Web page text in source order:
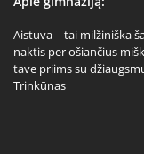
Aistuva – tai milžiniška
naktis per ošiančius
tave priims su
Trinkūnas